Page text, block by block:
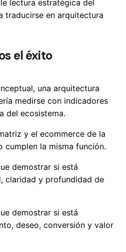
lectura estratégica del
traducirse en arquitectura
el éxito
una arquitectura
medirse con indicadores
del ecosistema.
y el ecommerce de la
cumplen la misma función.
demostrar si está
claridad y profundidad de
demostrar si está
deseo, conversión y valor